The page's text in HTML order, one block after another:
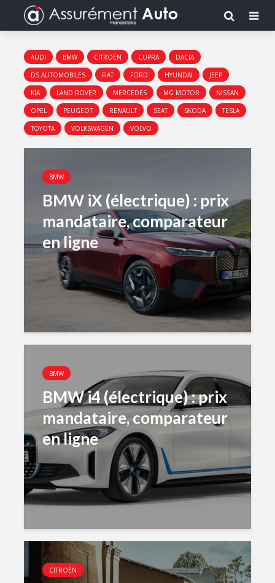
AUDI BMW CITROËN CUPRA DACIA
DS AUTOMOBILES FIAT FORD HYUNDAI JEEP
KIA LAND ROVER MERCEDES MG MOTOR NISSAN
OPEL PEUGEOT RENAULT SEAT SKODA TESLA
TOYOTA VOLKSWAGEN VOLVO
BMW
BMW iX (électrique) : prix
mandataire, comparateur
en ligne
BMW
BMW i4 (électrique) : prix
mandataire, comparateur
en ligne
CITROËN